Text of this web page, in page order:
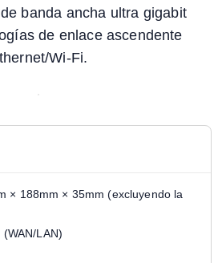
banda ancha ultra gigabit
de enlace ascendente
Wi-Fi.
× 188mm × 35mm (excluyendo la
(WAN/LAN)